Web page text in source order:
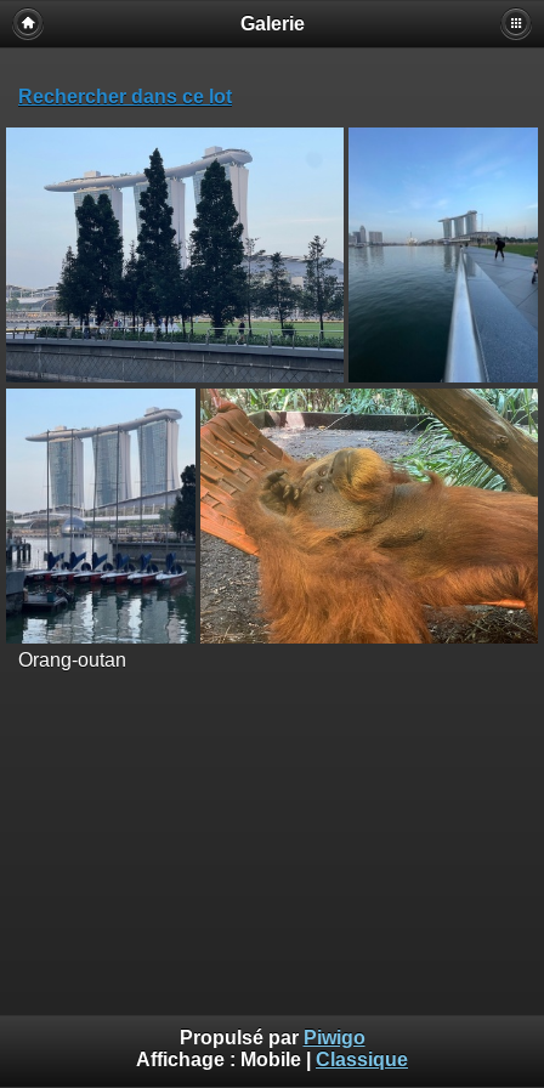
Galerie
Rechercher dans ce lot
Orang-outan
Propulsé par Piwigo
Affichage : Mobile Classique